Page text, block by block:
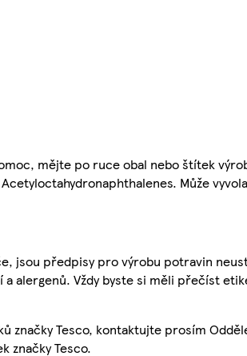
mějte po ruce obal nebo štítek
Může
jsou předpisy pro výrobu potravin
alergenů. Vždy byste si měli přečíst
značky Tesco, kontaktujte prosím
značky Tesco.